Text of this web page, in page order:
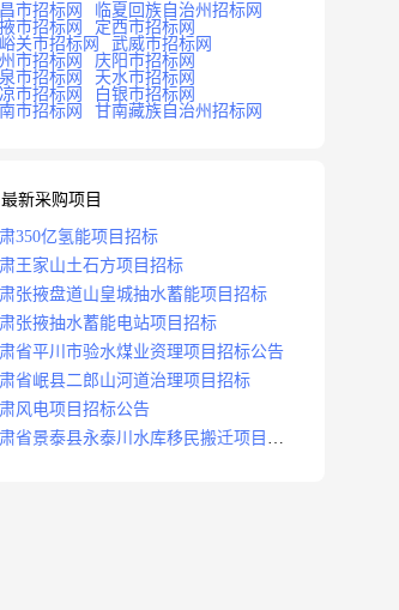
市招标网
临夏回族自治州招标网
市招标网
定西市招标网
关市招标网
武威市招标网
市招标网
庆阳市招标网
市招标网
天水市招标网
市招标网
白银市招标网
市招标网
甘南藏族自治州招标网
最新采购项目
350亿氢能项目招标
王家山土石方项目招标
张掖盘道山皇城抽水蓄能项目招标
张掖抽水蓄能电站项目招标
省平川市验水煤业资理项目招标公告
省岷县二郎山河道治理项目招标
风电项目招标公告
省景泰县永泰川水库移民搬迁项目招